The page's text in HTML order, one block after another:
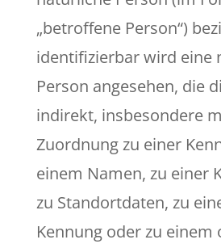
„betroffene Person“)
identifizierbar wird eine
Person angesehen, die
indirekt, insbesondere
Zuordnung zu einer
einem Namen, zu einer
zu Standortdaten, zu
Kennung oder zu einem